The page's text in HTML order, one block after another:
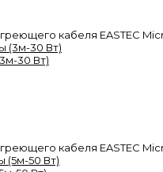
кабеля EASTEC
30 Вт)
кабеля EASTEC